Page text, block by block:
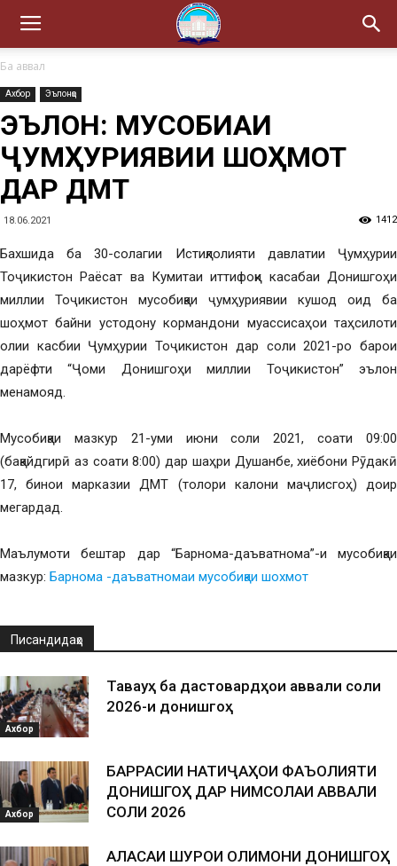
Ба аввал
Ахбор Эълонҳо
ЭЪЛОН: МУСОБИҚАИ
ҶУМҲУРИЯВИИ ШОҲМОТ
ДАР ДМТ
18.06.2021 1412
Бахшида ба 30-солагии Истиқлолияти давлатии Ҷумҳурии
Тоҷикистон Раёсат ва Кумитаи иттифоқи касабаи Донишгоҳи
миллии Тоҷикистон мусобиқаи ҷумҳуриявии кушод оид ба
шоҳмот байни устодону кормандони муассисаҳои таҳсилоти
олии касбии Ҷумҳурии Тоҷикистон дар соли 2021-ро барои
дарёфти “Ҷоми Донишгоҳи миллии Тоҷикистон” эълон
менамояд.
Мусобиқаи мазкур 21-уми июни соли 2021, соати 09:00
(бақайдгирӣ аз соати 8:00) дар шаҳри Душанбе, хиёбони Рӯдакӣ
17, бинои марказии ДМТ (толори калони маҷлисгоҳ) доир
мегардад.
Маълумоти бештар дар “Барнома-даъватнома”-и мусобиқаи
мазкур: Барнома -даъватномаи мусобиқаи шохмот
Писандидаҳо
Ахбор
Таваҷҷуҳ ба дастовардҳои аввали соли
2026-и донишгоҳ
Ахбор
БАРРАСИИ НАТИҶАҲОИ ФАЪОЛИЯТИ
ДОНИШГОҲ ДАР НИМСОЛАИ АВВАЛИ
СОЛИ 2026
АЛАСАИ ШУРОИ ОЛИМОНИ ДОНИШГОҲ